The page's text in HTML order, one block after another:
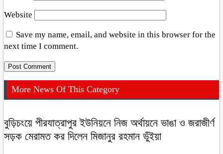
Website
Save my name, email, and website in this browser for the
next time I comment.
More News Of This Category
বুড়িচংয়ে পীরযাত্রাপুর ইউনিয়নে নিজ অর্থায়নে ভাঙা ও জরাজীর্ণ
সড়ক মেরামত কর দিলেন মিজানুর রহমান ভুঁইয়া